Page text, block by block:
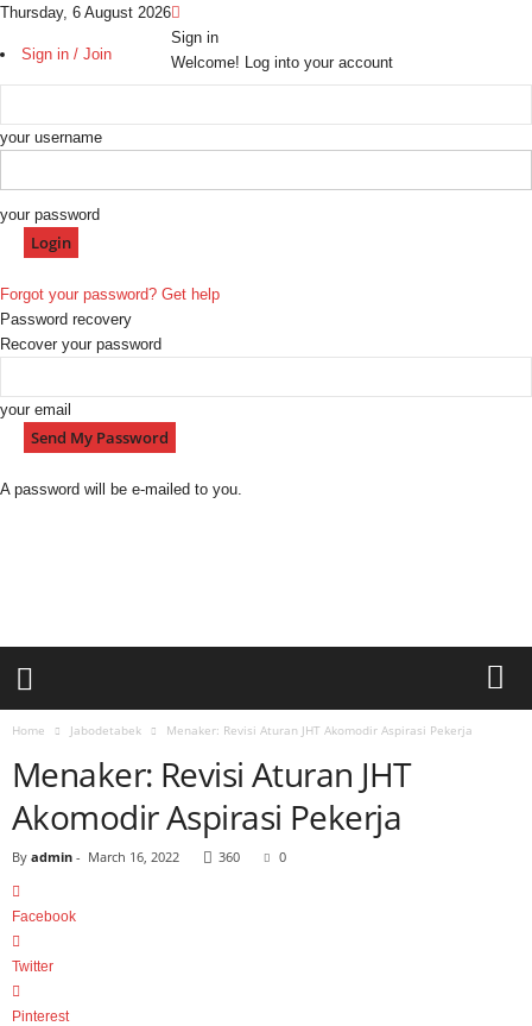
Thursday, 6 August 2026
Sign in / Join
Sign in
Welcome! Log into your account
your username
your password
Forgot your password? Get help
Password recovery
Recover your password
your email
A password will be e-mailed to you.
n
Home Jabodetabek Menaker: Revisi Aturan JHT Akomodir Aspirasi Pekerja
Menaker: Revisi Aturan JHT
Akomodir Aspirasi Pekerja
By admin - March 16, 2022 360 0
Facebook
Twitter
Pinterest